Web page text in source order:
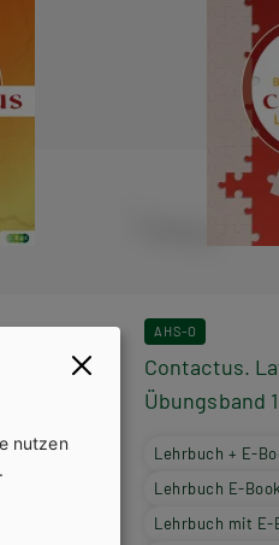
AHS-O
Contactus.
Übungsband
Lehrbuch + E-
Lehrbuch E-
Lehrbuch mit E-
nutzen